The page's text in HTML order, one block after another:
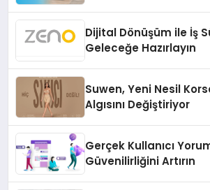
Dijital Dönüşüm ile İş
Geleceğe Hazırlayın
Suwen, Yeni Nesil
Algısını Değiştiriyor
Gerçek Kullanıcı
Güvenilirliğini Artırın